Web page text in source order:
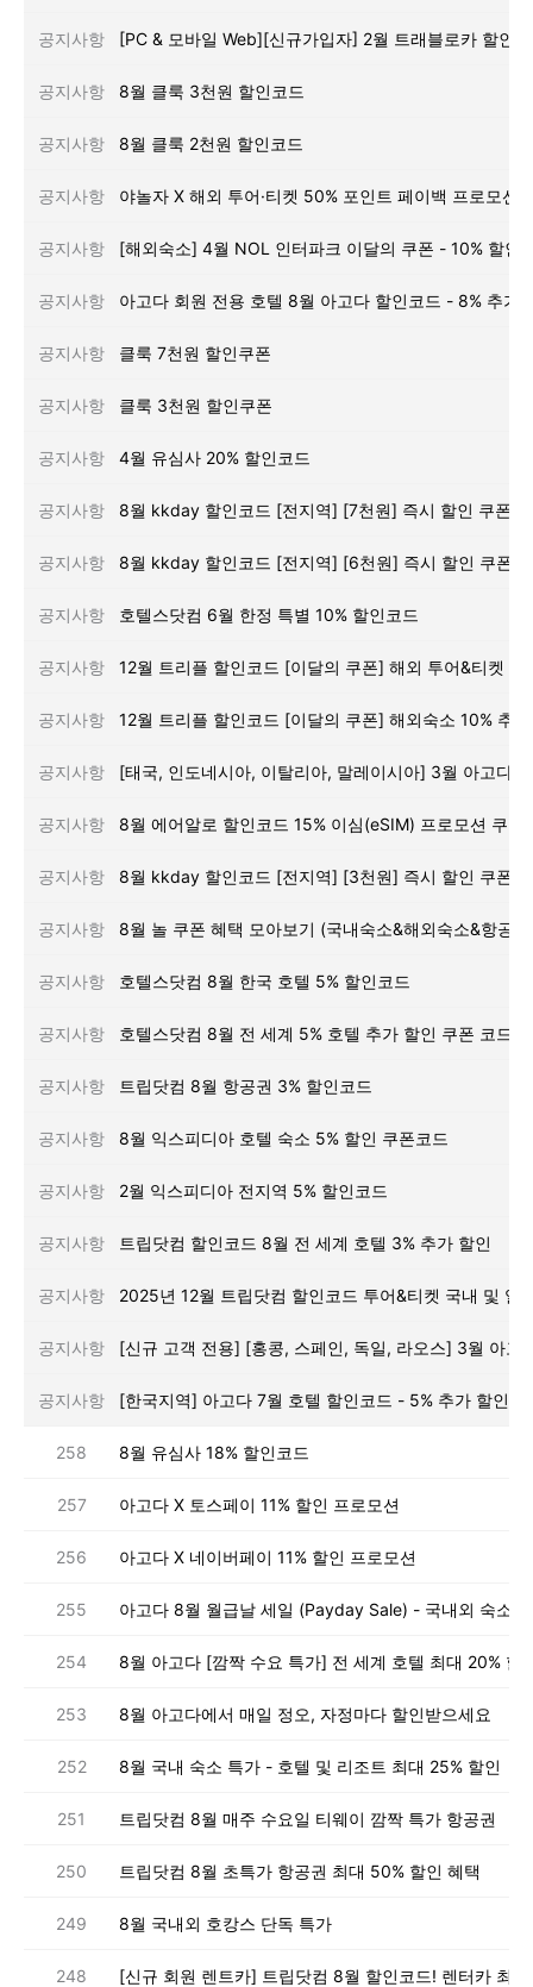
공지사항
공지사항 8월 클룩 3천원 할인코드
공지사항 8월 클룩 2천원 할인코드
공지사항 야놀자 X 해외 투어·티켓 50% 포인트 페이백 프로모션
공지사항 [해외숙소] 4월 NOL 인터파크 이달의 쿠폰 - 10% 할인
공지사항
공지사항 클룩 7천원 할인쿠폰
공지사항 클룩 3천원 할인쿠폰
공지사항 4월 유심사 20% 할인코드
공지사항 8월 kkday 할인코드 [전지역] [7천원] 즉시 할인 쿠폰
공지사항 8월 kkday 할인코드 [전지역] [6천원] 즉시 할인 쿠폰
공지사항 호텔스닷컴 6월 한정 특별 10% 할인코드
공지사항
공지사항 12월 트리플 할인코드 [이달의 쿠폰] 해외숙소 10% 추
공지사항
공지사항 8월 에어알로 할인코드 15% 이심(eSIM) 프로모션 쿠폰
공지사항 8월 kkday 할인코드 [전지역] [3천원] 즉시 할인 쿠폰
공지사항
공지사항 호텔스닷컴 8월 한국 호텔 5% 할인코드
공지사항 호텔스닷컴 8월 전 세계 5% 호텔 추가 할인 쿠폰 코드
공지사항 트립닷컴 8월 항공권 3% 할인코드
공지사항 8월 익스피디아 호텔 숙소 5% 할인 쿠폰코드
공지사항 2월 익스피디아 전지역 5% 할인코드
공지사항 트립닷컴 할인코드 8월 전 세계 호텔 3% 추가 할인
공지사항
공지사항
공지사항 [한국지역] 아고다 7월 호텔 할인코드 - 5% 추가 할인
258 8월 유심사 18% 할인코드
257 아고다 X 토스페이 11% 할인 프로모션
256 아고다 X 네이버페이 11% 할인 프로모션
255
254 8월 아고다 [깜짝 수요 특가] 전 세계 호텔 최대 20% 할
253 8월 아고다에서 매일 정오, 자정마다 할인받으세요
252 8월 국내 숙소 특가 - 호텔 및 리조트 최대 25% 할인
251 트립닷컴 8월 매주 수요일 티웨이 깜짝 특가 항공권
250 트립닷컴 8월 초특가 항공권 최대 50% 할인 혜택
249 8월 국내외 호캉스 단독 특가
248